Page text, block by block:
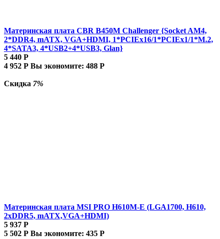
Материнская плата CBR B450M Challenger {Socket AM4,
2*DDR4, mATX, VGA+HDMI, 1*PCIEx16/1*PCIEx1/1*M.2,
4*SATA3, 4*USB2+4*USB3, Glan}
5 440 Р
4 952 Р Вы экономите: 488 Р
Скидка 7%
Материнская плата MSI PRO H610M-E (LGA1700, H610,
2xDDR5, mATX,VGA+HDMI)
5 937 Р
5 502 Р Вы экономите: 435 Р